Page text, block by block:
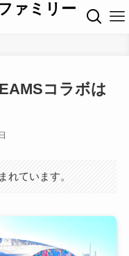
ァミリー
コラボは
れています。